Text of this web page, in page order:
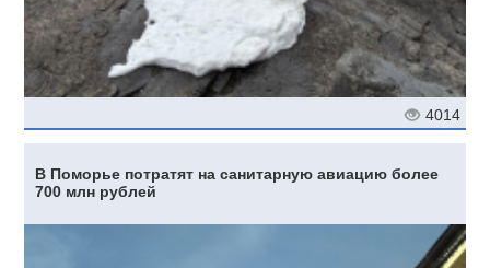
4014
В Поморье потратят на санитарную авиацию более
700 млн рублей